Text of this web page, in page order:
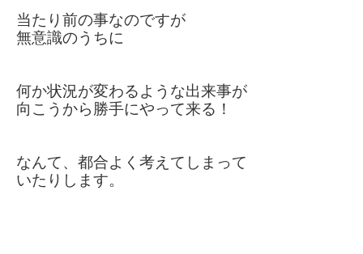
当たり前の事なのですが
無意識のうちに
何か状況が変わるような出来事が
向こうから勝手にやって来る！
なんて、都合よく考えてしまって
いたりします。